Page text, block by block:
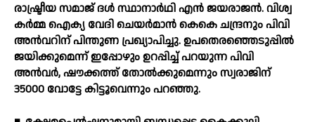
രാഷ്ട്രീയ സമാജ് ദള്‍ സ്ഥാനാര്‍ഥി എന്‍ ജയരാജന്‍. വിശ്വ
കര്‍മ്മ ഐക്യ വേദി ചെയര്‍മാന്‍ കെകെ ചന്ദ്രനും പിവി
അന്‍വറിന് പിന്തുണ പ്രഖ്യാപിച്ചു. ഉപതെരഞ്ഞെടുപ്പില്‍
ജയിക്കുമെന്ന് ഇപ്പോഴും ഉറപ്പിച്ച് പറയുന്ന പിവി
അന്‍വര്‍, ഷൗക്കത്ത് തോല്‍ക്കുമെന്നും സ്വരാജിന്
35000 വോട്ടേ കിട്ടൂവെന്നും പറഞ്ഞു.